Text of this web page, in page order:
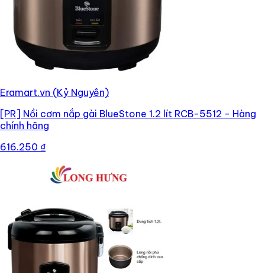
Eramart.vn (Kỷ Nguyên)
[PR] Nồi cơm nắp gài BlueStone 1.2 lít RCB-5512 - Hàng
chính hãng
616.250 ₫